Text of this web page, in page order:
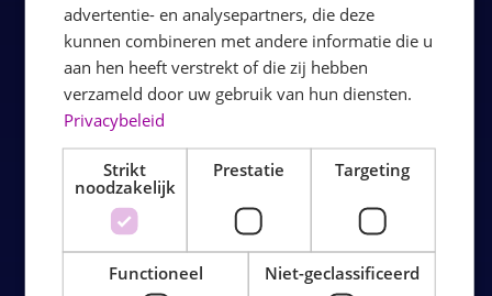
BOUNCE VALLEY
BREDA: LAAT JE
STUITEREN!
Welkom bij Bounce Valley Breda, hét indoor
luchtkussenpark vol energie, plezier en avontuur! Spring,
klim en glijd met het gezin, vrienden of tijdens een
kinderfeestje. Er is plezier voor jong en oud.
advertentie- en analysepartners, die deze
kunnen combineren met andere informatie die u
aan hen heeft verstrekt of die zij hebben
verzameld door uw gebruik van hun diensten.
Privacybeleid
Strikt
noodzakelijk
Prestatie Targeting
Functioneel Niet-geclassificeerd